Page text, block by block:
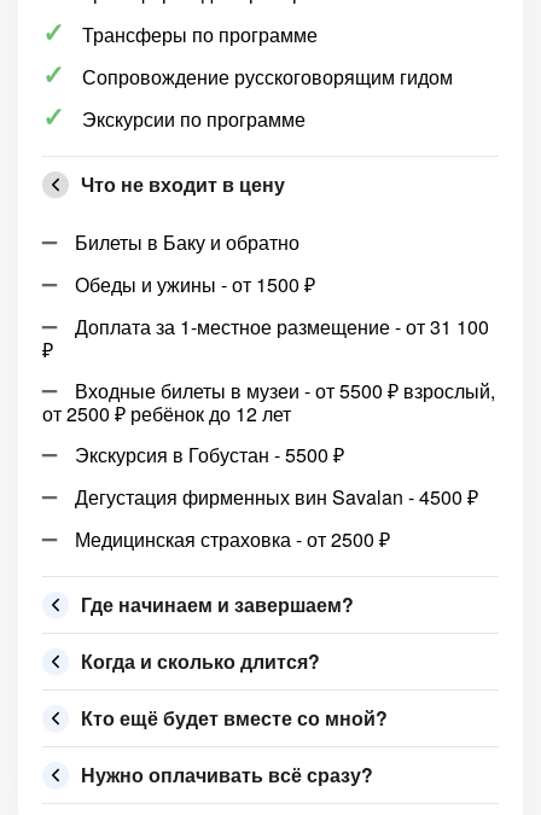
Трансферы по программе
Сопровождение русскоговорящим гидом
Экскурсии по программе
Что не входит в цену
Билеты в Баку и обратно
Обеды и ужины - от 1500 ₽
Доплата за 1-местное размещение - от 31 100
₽
Входные билеты в музеи - от 5500 ₽ взрослый,
от 2500 ₽ ребёнок до 12 лет
Экскурсия в Гобустан - 5500 ₽
Дегустация фирменных вин Savalan - 4500 ₽
Медицинская страховка - от 2500 ₽
Где начинаем и завершаем?
Когда и сколько длится?
Кто ещё будет вместе со мной?
Нужно оплачивать всё сразу?